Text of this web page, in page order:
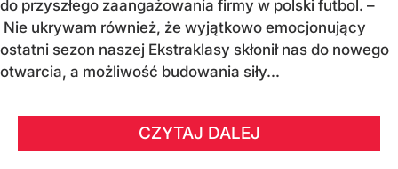
do przyszłego zaangażowania firmy w polski futbol. –
Nie ukrywam również, że wyjątkowo emocjonujący
ostatni sezon naszej Ekstraklasy skłonił nas do nowego
otwarcia, a możliwość budowania siły...
CZYTAJ DALEJ